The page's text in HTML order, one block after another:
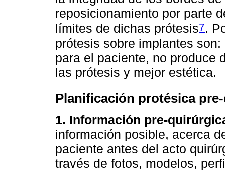
reposicionamiento por parte
límites de dichas prótesis7.
prótesis sobre implantes
para el paciente, no produce
las prótesis y mejor estética.
Planificación protésica
1. Información pre-
información posible, acerca
paciente antes del acto
través de fotos, modelos,